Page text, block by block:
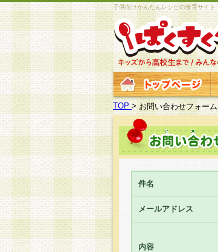
子供向けかんたんレシピの食育サイト
TOP >お問い合わせフォーム
件名
メールアドレス
内容